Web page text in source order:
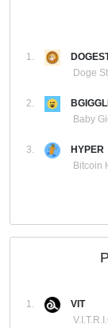
1.
Doge
2.
Baby
3.
HYPER
Bitcoin
1.
VIT